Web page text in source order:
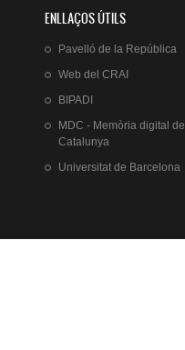
ENLLAÇOS ÚTILS
Pavelló de la República
Web del CRAI
BIPADI
MDC - Memòria digital de
Catalunya
Universitat de Barcelona